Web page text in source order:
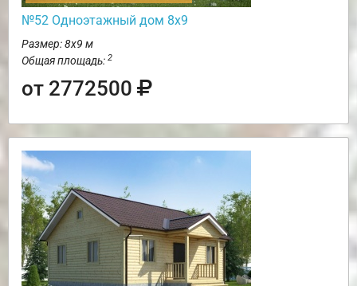
№52 Одноэтажный дом 8х9
Размер: 8х9 м
Общая площадь: 2
от 2772500